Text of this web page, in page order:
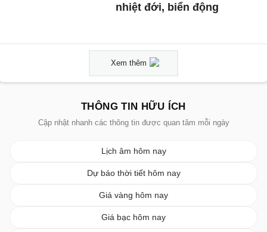
nhiệt đới, biển động
Xem thêm
THÔNG TIN HỮU ÍCH
Cập nhật nhanh các thông tin được quan tâm mỗi ngày
Lịch âm hôm nay
Dự báo thời tiết hôm nay
Giá vàng hôm nay
Giá bạc hôm nay